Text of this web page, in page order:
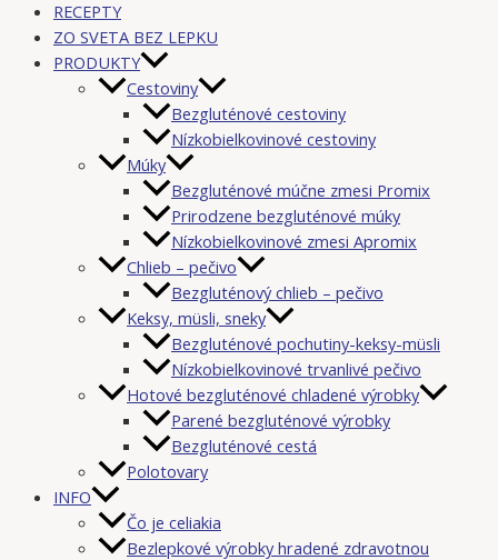
RECEPTY
ZO SVETA BEZ LEPKU
PRODUKTY
Cestoviny
Bezgluténové cestoviny
Nízkobielkovinové cestoviny
Múky
Bezgluténové múčne zmesi Promix
Prirodzene bezgluténové múky
Nízkobielkovinové zmesi Apromix
Chlieb – pečivo
Bezgluténový chlieb – pečivo
Keksy, müsli, sneky
Bezgluténové pochutiny-keksy-müsli
Nízkobielkovinové trvanlivé pečivo
Hotové bezgluténové chladené výrobky
Parené bezgluténové výrobky
Bezgluténové cestá
Polotovary
INFO
Čo je celiakia
Bezlepkové výrobky hradené zdravotnou